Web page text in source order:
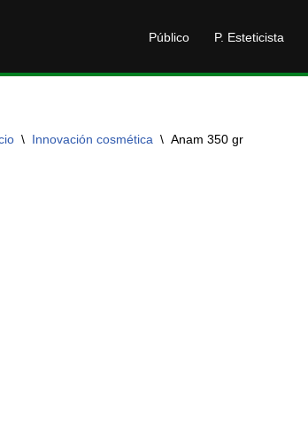
Público P. Esteticista
\ Innovación cosmética \ Anam 350 gr